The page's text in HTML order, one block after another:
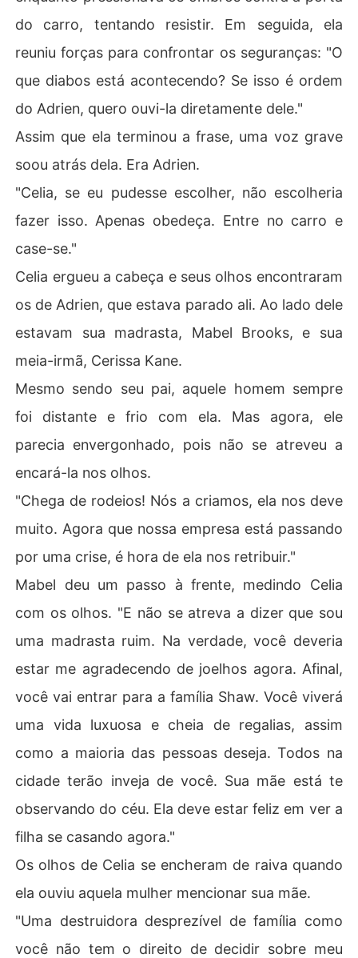
do carro, tentando resistir. Em seguida, ela
reuniu forças para confrontar os seguranças: "O
que diabos está acontecendo? Se isso é ordem
do Adrien, quero ouvi-la diretamente dele."
Assim que ela terminou a frase, uma voz grave
soou atrás dela. Era Adrien.
"Celia, se eu pudesse escolher, não escolheria
fazer isso. Apenas obedeça. Entre no carro e
case-se."
Celia ergueu a cabeça e seus olhos encontraram
os de Adrien, que estava parado ali. Ao lado dele
estavam sua madrasta, Mabel Brooks, e sua
meia-irmã, Cerissa Kane.
Mesmo sendo seu pai, aquele homem sempre
foi distante e frio com ela. Mas agora, ele
parecia envergonhado, pois não se atreveu a
encará-la nos olhos.
"Chega de rodeios! Nós a criamos, ela nos deve
muito. Agora que nossa empresa está passando
por uma crise, é hora de ela nos retribuir."
Mabel deu um passo à frente, medindo Celia
com os olhos. "E não se atreva a dizer que sou
uma madrasta ruim. Na verdade, você deveria
estar me agradecendo de joelhos agora. Afinal,
você vai entrar para a família Shaw. Você viverá
uma vida luxuosa e cheia de regalias, assim
como a maioria das pessoas deseja. Todos na
cidade terão inveja de você. Sua mãe está te
observando do céu. Ela deve estar feliz em ver a
filha se casando agora."
Os olhos de Celia se encheram de raiva quando
ela ouviu aquela mulher mencionar sua mãe.
"Uma destruidora desprezível de família como
você não tem o direito de decidir sobre meu